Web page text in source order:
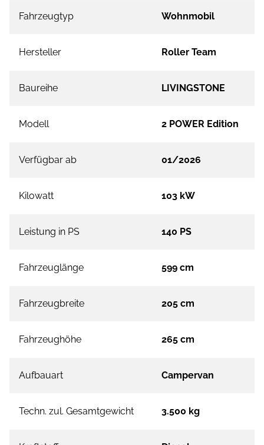
Fahrzeugtyp Wohnmobil
Hersteller Roller Team
Baureihe LIVINGSTONE
Modell 2 POWER Edition
Verfügbar ab 01/2026
Kilowatt 103 kW
Leistung in PS 140 PS
Fahrzeuglänge 599 cm
Fahrzeugbreite 205 cm
Fahrzeughöhe 265 cm
Aufbauart Campervan
Techn. zul. Gesamtgewicht 3.500 kg